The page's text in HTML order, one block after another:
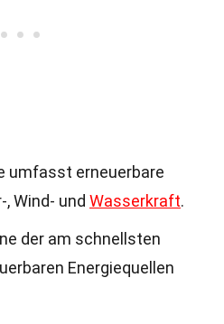
umfasst erneuerbare
, Wind- und Wasserkraft.
der am schnellsten
Energiequellen